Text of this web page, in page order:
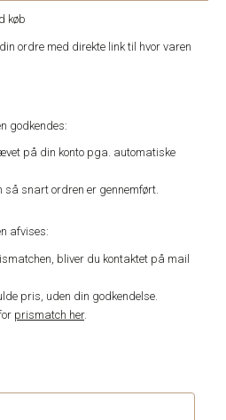
køb
ordre med direkte link til hvor varen
godkendes:
på din konto pga. automatiske
så snart ordren er gennemført.
afvises:
bliver du kontaktet på mail
pris, uden din godkendelse.
prismatch her.